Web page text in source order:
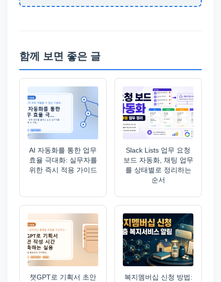
함께 보면 좋은 글
AI 자동화를 통한 업무
효율 극대화: 실무자를
위한 즉시 적용 가이드
Slack Lists 업무 요청
보드 자동화, 채팅 업무
를 상태별로 정리하는
순서
챗GPT로 기획서 초안
복지멤버십 신청 방법: